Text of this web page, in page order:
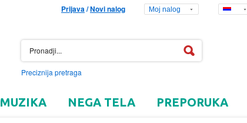
Prijava/Novi nalog Moj nalog
Preciznija pretraga
MUZIKA NEGA TELA PREPORUKA